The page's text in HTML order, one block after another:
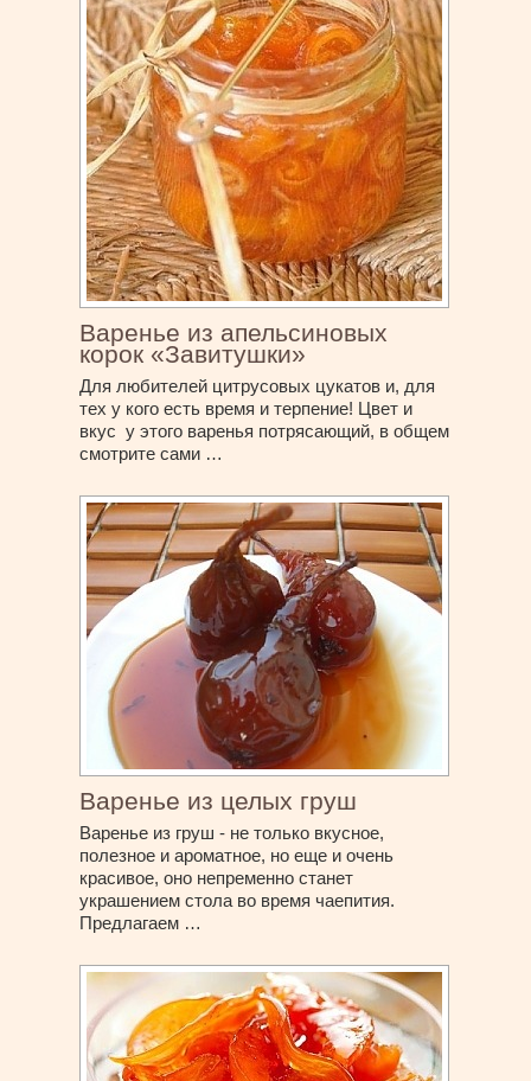
Варенье из апельсиновых
корок «Завитушки»
Для любителей цитрусовых цукатов и, для
тех у кого есть время и терпение! Цвет и
вкус у этого варенья потрясающий, в общем
смотрите сами …
Варенье из целых груш
Варенье из груш - не только вкусное,
полезное и ароматное, но еще и очень
красивое, оно непременно станет
украшением стола во время чаепития.
Предлагаем …